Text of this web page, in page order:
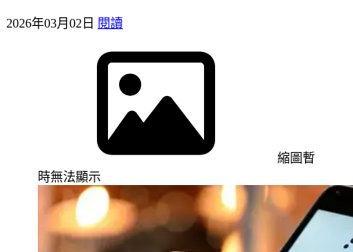
2026年03月02日 閱讀
縮圖暫
時無法顯示